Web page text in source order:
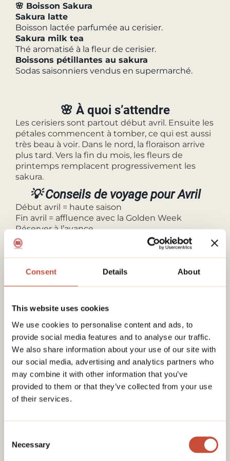
Consent Details About
This website uses cookies
We use cookies to personalise content and ads, to
provide social media features and to analyse our traffic.
We also share information about your use of our site with
our social media, advertising and analytics partners who
may combine it with other information that you’ve
provided to them or that they’ve collected from your use
of their services.
Selection
Necessary
🌸 Boisson Sakura
Sakura latte
Boisson lactée parfumée au cerisier.
Sakura milk tea
Thé aromatisé à la fleur de cerisier.
Boissons pétillantes au sakura
Sodas saisonniers vendus en supermarché.
🌸 À quoi s’attendre
Les cerisiers sont partout début avril. Ensuite les
pétales commencent à tomber, ce qui est aussi
très beau à voir. Dans le nord, la floraison arrive
plus tard. Vers la fin du mois, les fleurs de
printemps remplacent progressivement les
sakura.
💡 Conseils de voyage pour Avril
Début avril = haute saison
Fin avril = affluence avec la Golden Week
Réserver à l’avance
La floraison change chaque année
Temps doux mais instable
Prendre des couches
Si tu veux vivre les traditions de janvier sans te
demander où aller ni ce qui est ouvert, je peux
organiser ton voyage au Japon 100 % sur
mesure .
Itinéraires, timing, événements saisonniers,
transports et hébergements adaptés à l’hiver.
Tu peux aussi découvrir mesguides de voyage
Japon et cartes interactives, avec des lieux
sélectionnés et des itinéraires prêts à l’emploi.